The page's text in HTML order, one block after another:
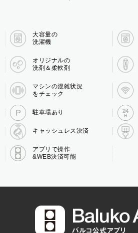
大容量の
洗濯機
オリジナルの
洗剤＆柔軟剤
マシンの混雑状況
をチェック
駐車場あり
キャッシュレス決済
アプリで操作
&WEB決済可能